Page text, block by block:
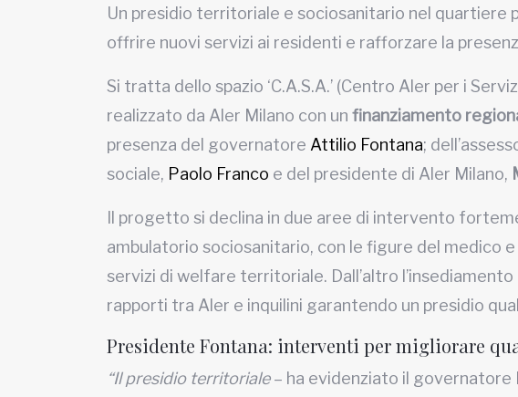
Un presidio territoriale e sociosanitario nel quartiere
offrire nuovi servizi ai residenti e rafforzare la
Si tratta dello spazio ‘C.A.S.A.’ (Centro Aler per i
realizzato da Aler Milano con un finanziamento
presenza del governatore Attilio Fontana;
sociale, Paolo Franco e del presidente di Aler Milano,
Il progetto si declina in due aree di intervento
ambulatorio sociosanitario, con le figure del medico
servizi di welfare territoriale. Dall’altro
rapporti tra Aler e inquilini garantendo un presidio
Presidente Fontana: interventi per migliorare
“Il presidio territoriale– ha evidenziato il governatore